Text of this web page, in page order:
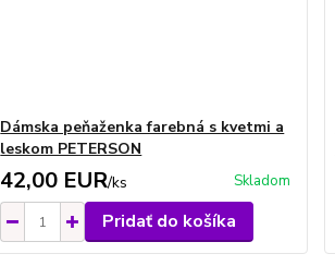
Dámska peňaženka farebná s kvetmi a
leskom PETERSON
42,00 EUR/ks Skladom
Pridať do košíka